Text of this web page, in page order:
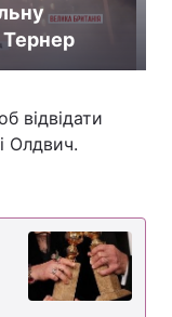
Тернер
відвідати
Олдвич.